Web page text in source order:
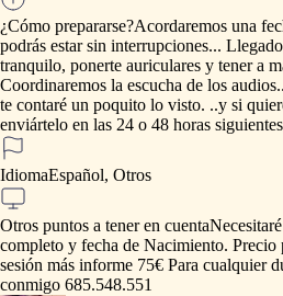
¿Cómo prepararse?Acordaremos una
podrás estar sin interrupciones... Llegado
tranquilo, ponerte auriculares y tener a
Coordinaremos la escucha de los
te contaré un poquito lo visto. ..y si
enviártelo en las 24 o 48 horas siguientes
IdiomaEspañol, Otros
Otros puntos a tener en cuentaNecesitaré
completo y fecha de Nacimiento. Precio
sesión más informe 75€ Para cualquier
conmigo 685.548.551